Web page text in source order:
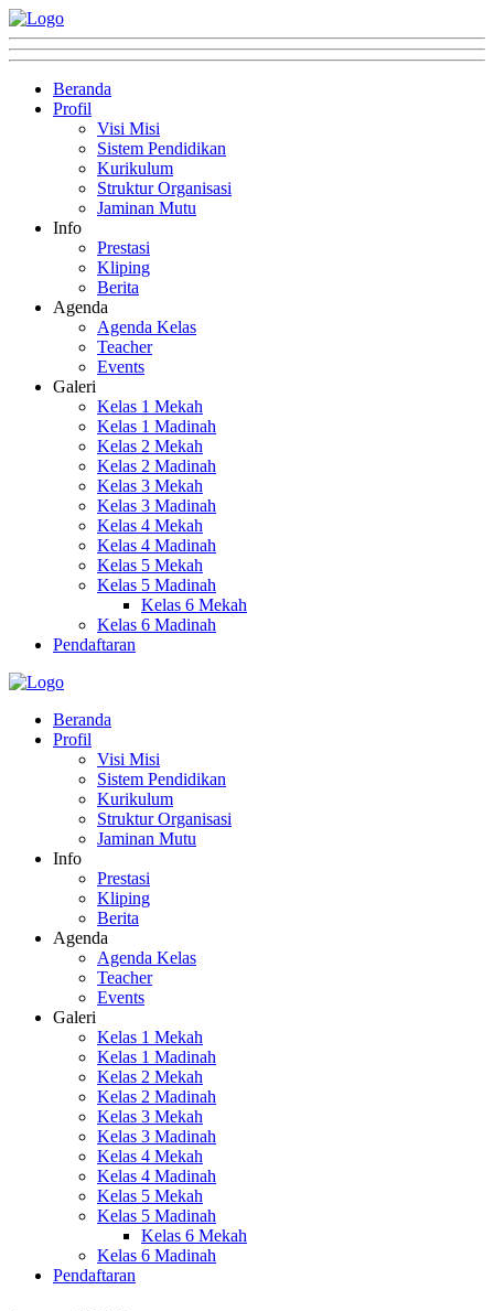
Beranda
Profil
Visi Misi
Sistem Pendidikan
Kurikulum
Struktur Organisasi
Jaminan Mutu
Info
Prestasi
Kliping
Berita
Agenda
Agenda Kelas
Teacher
Events
Galeri
Kelas 1 Mekah
Kelas 1 Madinah
Kelas 2 Mekah
Kelas 2 Madinah
Kelas 3 Mekah
Kelas 3 Madinah
Kelas 4 Mekah
Kelas 4 Madinah
Kelas 5 Mekah
Kelas 5 Madinah
Kelas 6 Mekah
Kelas 6 Madinah
Pendaftaran
Beranda
Profil
Visi Misi
Sistem Pendidikan
Kurikulum
Struktur Organisasi
Jaminan Mutu
Info
Prestasi
Kliping
Berita
Agenda
Agenda Kelas
Teacher
Events
Galeri
Kelas 1 Mekah
Kelas 1 Madinah
Kelas 2 Mekah
Kelas 2 Madinah
Kelas 3 Mekah
Kelas 3 Madinah
Kelas 4 Mekah
Kelas 4 Madinah
Kelas 5 Mekah
Kelas 5 Madinah
Kelas 6 Mekah
Kelas 6 Madinah
Pendaftaran